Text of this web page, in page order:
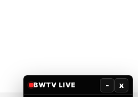
BWTV LIVE - x